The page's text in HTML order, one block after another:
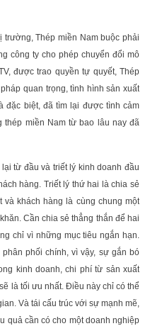
trường, Thép miền Nam buộc phải
công ty cho phép chuyển đổi mô
được trao quyền tự quyết, Thép
quan trọng, tình hình sản xuất
đặc biệt, đã tìm lại được tình cảm
thép miền Nam từ bao lâu nay đã
từ đầu và triết lý kinh doanh đầu
hàng. Triết lý thứ hai là chia sẻ
khách hàng là cùng chung một
Cần chia sẻ thẳng thắn để hai
chỉ vì những mục tiêu ngắn hạn.
phối chính, vì vậy, sự gắn bó
kinh doanh, chi phí từ sản xuất
là tối ưu nhất. Điều này chỉ có thể
Và tái cấu trúc với sự mạnh mẽ,
quả cần có cho một doanh nghiệp